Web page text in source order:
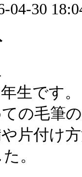
04-30
生です。
の毛筆
片付け
。